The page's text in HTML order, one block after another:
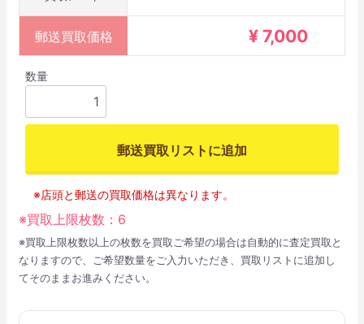
郵送買取価格 ¥ 7,000
数量
郵送買取リストに追加
※店頭と郵送の買取価格は異なります。
※買取上限枚数： 6
※買取上限枚数以上の枚数を買取ご希望の場合は自動的に査定買取と
なりますので、ご希望数量をご入力いただき、買取リストに追加し
てそのままお進みください。